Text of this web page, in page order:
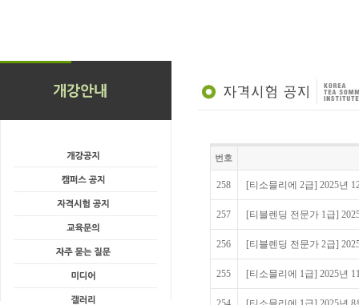
번호
258 [티소믈리에 2급] 2025년
257 [티블렌딩 전문가 1급]
256 [티블렌딩 전문가 2급]
255 [티소믈리에 1급] 2025년